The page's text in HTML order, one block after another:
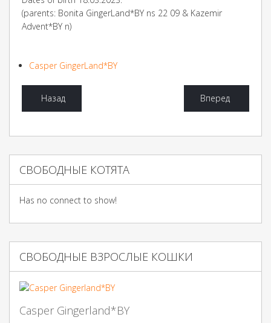
(parents: Bonita GingerLand*BY ns 22 09 & Kazemir
Advent*BY n)
Casper GingerLand*BY
Назад Вперед
СВОБОДНЫЕ КОТЯТА
Has no connect to show!
СВОБОДНЫЕ ВЗРОСЛЫЕ КОШКИ
Casper Gingerland*BY